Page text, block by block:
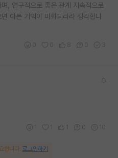
, 연구적으로 좋은 관계 지속적으로
아픈 기억이 미화되리라 생각합니
합니다. 로그인하기